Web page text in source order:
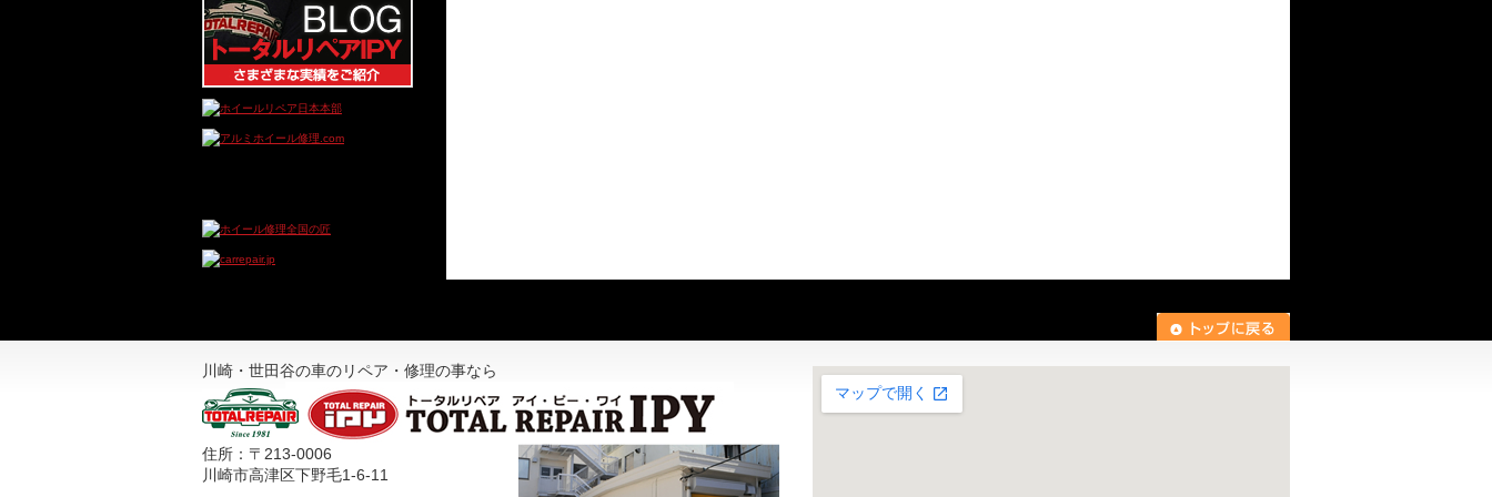
川崎・世田谷の車のリペア・修理の事なら
住所：〒213-0006
川崎市高津区下野毛1-6-11